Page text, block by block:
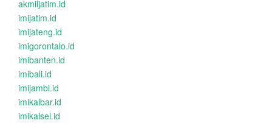
akmiljatim.id
imijatim.id
imijateng.id
imigorontalo.id
imibanten.id
imibali.id
imijambi.id
imikalbar.id
imikalsel.id